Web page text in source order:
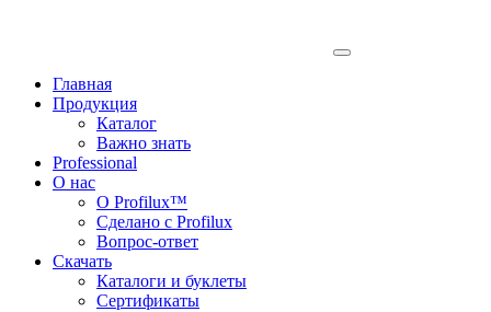
Главная
Продукция
Каталог
Важно знать
Professional
О нас
О Profilux™
Сделано с Profilux
Вопрос-ответ
Скачать
Каталоги и буклеты
Сертификаты